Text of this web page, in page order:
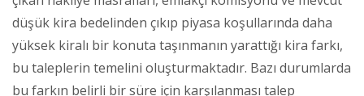
düşük kira bedelinden çıkıp piyasa koşullarında daha
yüksek kiralı bir konuta taşınmanın yarattığı kira farkı,
bu taleplerin temelini oluşturmaktadır. Bazı durumlarda
bu farkın belirli bir süre için karşılanması talep